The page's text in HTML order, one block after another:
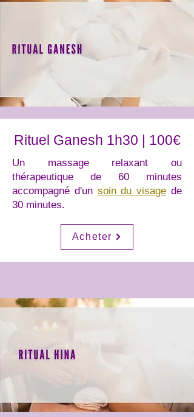
Rituel Ganesh 1h30 | 100€
Un massage relaxant ou
thérapeutique de 60 minutes
accompagné d'un soin du visage de
30 minutes.
Acheter